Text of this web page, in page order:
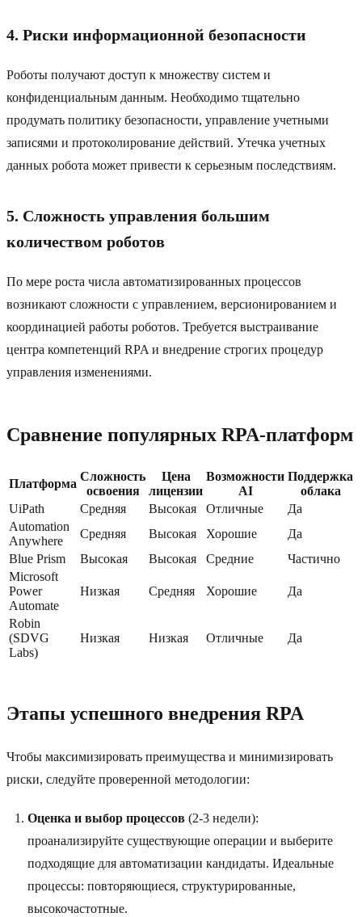
4. Риски информационной безопасности
Роботы получают доступ к множеству систем и
конфиденциальным данным. Необходимо тщательно
продумать политику безопасности, управление учетными
записями и протоколирование действий. Утечка учетных
данных робота может привести к серьезным последствиям.
5. Сложность управления большим
количеством роботов
По мере роста числа автоматизированных процессов
возникают сложности с управлением, версионированием и
координацией работы роботов. Требуется выстраивание
центра компетенций RPA и внедрение строгих процедур
управления изменениями.
Сравнение популярных RPA-платформ
Платформа
Сложность
освоения
Цена
лицензии
Возможности
AI
Поддержка
облака
UiPath
Средняя Высокая Отличные
Да
Automation
Anywhere
Средняя Высокая Хорошие
Да
Blue Prism
Высокая Высокая Средние
Частично
Microsoft
Power
Automate
Низкая Средняя Хорошие Да
Robin
(SDVG
Labs)
Низкая Низкая Отличные Да
Этапы успешного внедрения RPA
Чтобы максимизировать преимущества и минимизировать
риски, следуйте проверенной методологии:
Оценка и выбор процессов (2-3 недели):
проанализируйте существующие операции и выберите
подходящие для автоматизации кандидаты. Идеальные
процессы: повторяющиеся, структурированные,
высокочастотные.